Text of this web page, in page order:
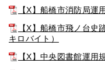
【X】船橋市消防局運
【X】船橋市飛ノ台
キロバイト）
【X】中央図書館運用